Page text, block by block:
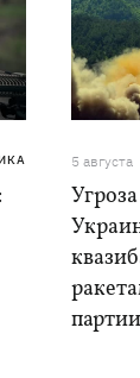
5 августа
партии